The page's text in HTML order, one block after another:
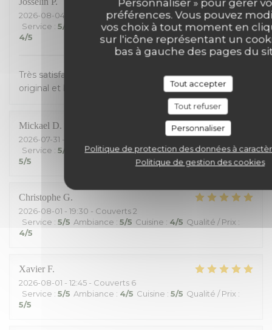
Personnaliser » pour gérer
préférences. Vous pouvez
vos choix à tout moment en
sur l'icône représentant un
bas à gauche des pages du
Tout accepter
Tout refuser
Personnaliser
Politique de protection des données à
Politique de gestion des cookies
2026-08-04
- 19:15 - Couverts 2
Service : 5/5 Ambiance: 5/5 Cuisine:4 /5 Qualité / Prix:
4/5
Très satisfait du restaurant. Service de qualité. Plat
original et bons. Desserts un peu plus traditionnels
Mickael D
2026-07-31 - 21:00 - Couverts 2
Service : 5/5 Ambiance:3/5 Cuisine:4/5 Qualité / Prix:
5/5
Christophe G
2026-08-01 - 19:30 - Couverts 2
Service : 5/5 Ambiance : 5/5 Cuisine : 4/5 Qualité / Prix :
4/5
Xavier F
2026-08-01 - 12:45 - Couverts 6
Service : 5/5 Ambiance : 4/5 Cuisine : 5/5 Qualité / Prix :
5/5